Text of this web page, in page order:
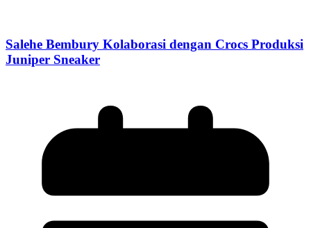
Salehe Bembury Kolaborasi dengan Crocs Produksi
Juniper Sneaker